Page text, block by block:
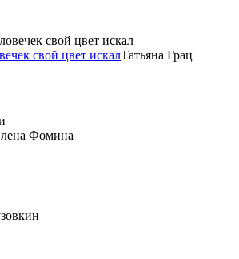
свой цвет искалТатьяна Грац
Фомина